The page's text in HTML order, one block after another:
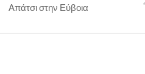
Απάτσι στην Εύβοια